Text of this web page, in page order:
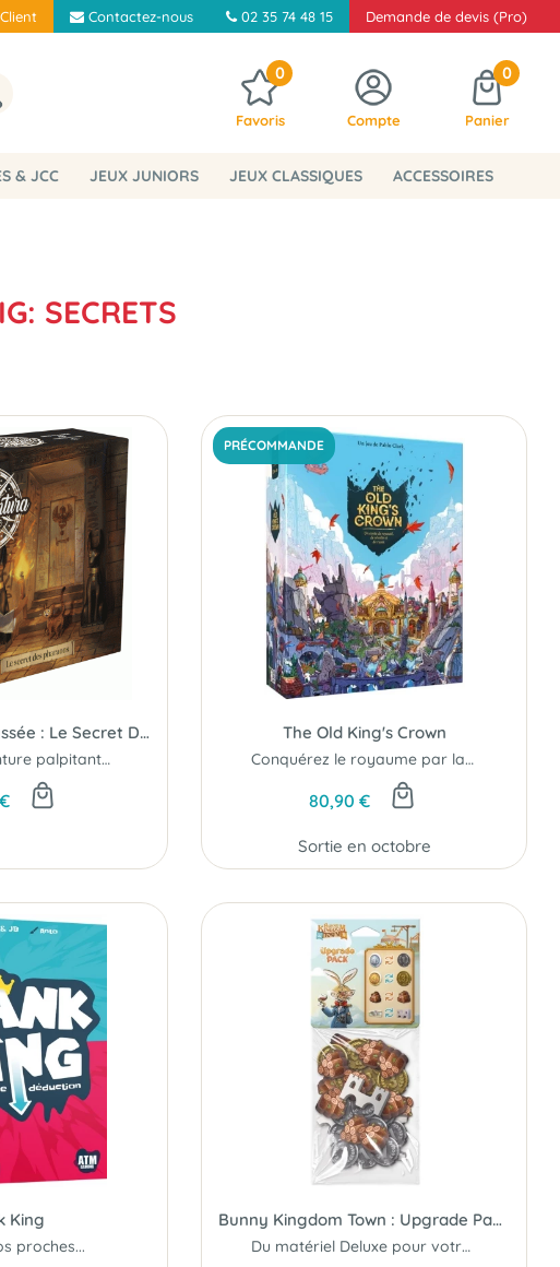
Contactez-nous 02 35 74 48 15 Demande de devis (Pro)
0
Favoris Compte
0
Panier
& JCC JEUX JUNIORS JEUX CLASSIQUES ACCESSOIRES
SECRETS
Cartaventura Odyssée : Le Secret Des Pharaons
Vivez une aventure palpitante dans la vallée des rois...
PRÉCOMMANDE
The Old King's Crown
Conquérez le royaume par la ruse !
80,90 €
Sortie en octobre
King
proches...
Bunny Kingdom Town : Upgrade Pack
Du matériel Deluxe pour votre lapinopole !